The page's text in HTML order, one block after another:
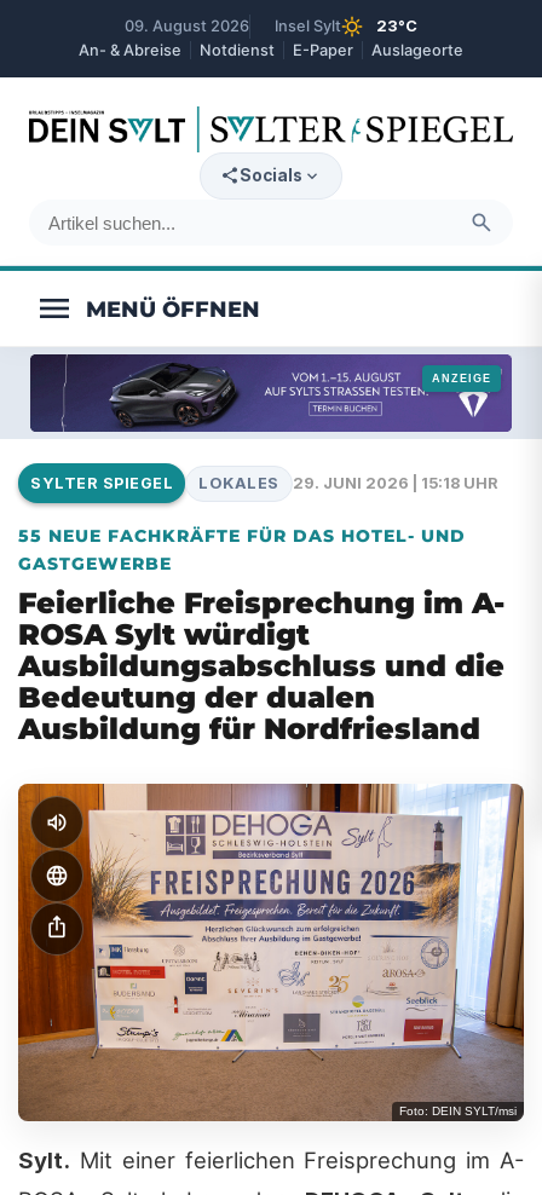
09. August 2026 Insel Syltsunny
23°C
An- & Abreise
Notdienst E-Paper Auslageorte
search
Socials expand_more
menu
SYLTER SPIEGEL LOKALES 29. JUNI 2026 | 15:18 UHR
55 NEUE FACHKRÄFTE FÜR DAS HOTEL- UND
GASTGEWERBE
Feierliche Freisprechung im A-
ROSA Sylt würdigt
Ausbildungsabschluss und die
Bedeutung der dualen
Ausbildung für Nordfriesland
volume_up
language
ios_share
Foto: DEIN SYLT/msi
Sylt. Mit einer feierlichen Freisprechung im A-